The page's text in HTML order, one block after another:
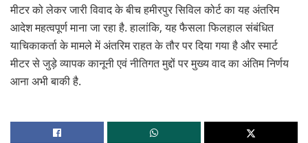
मीटर को लेकर जारी विवाद के बीच हमीरपुर सिविल कोर्ट का यह अंतरिम
आदेश महत्वपूर्ण माना जा रहा है. हालांकि, यह फैसला फिलहाल संबंधित
याचिकाकर्ता के मामले में अंतरिम राहत के तौर पर दिया गया है और स्मार्ट
मीटर से जुड़े व्यापक कानूनी एवं नीतिगत मुद्दों पर मुख्य वाद का अंतिम निर्णय
आना अभी बाकी है.